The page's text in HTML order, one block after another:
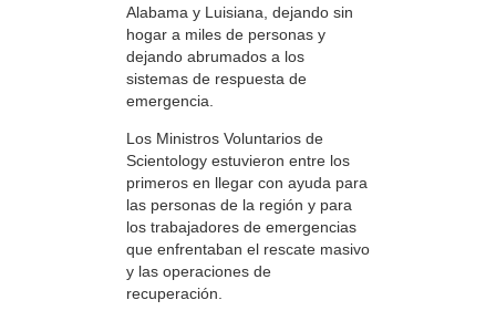
Alabama y Luisiana, dejando sin
hogar a miles de personas y
dejando abrumados a los
sistemas de respuesta de
emergencia.
Los Ministros Voluntarios de
Scientology estuvieron entre los
primeros en llegar con ayuda para
las personas de la región y para
los trabajadores de emergencias
que enfrentaban el rescate masivo
y las operaciones de
recuperación.